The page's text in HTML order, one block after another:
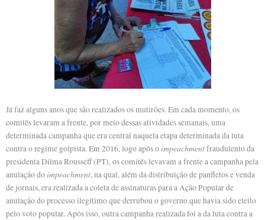
Já faz alguns anos que são realizados os mutirões. Em cada momento, os
comitês levaram a frente, por meio dessas atividades semanais, uma
determinada campanha que era central naquela etapa determinada da luta
contra o regime golpista. Em 2016, logo após oimpeachmentfraudulento da
presidenta Dilma Rousseff (PT), os comitês levavam a frente a campanha pela
anulação doimpeachment, na qual, além da distribuição de panfletos e venda
de jornais, era realizada a coleta de assinaturas para a Ação Popular de
anulação do processo ilegítimo que derrubou o governo que havia sido eleito
pelo voto popular. Após isso, outra campanha realizada foi a da luta contra a